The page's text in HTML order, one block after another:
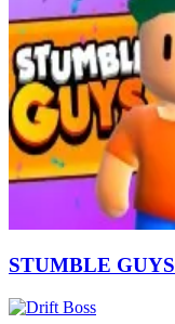
STUMBLE GUYS